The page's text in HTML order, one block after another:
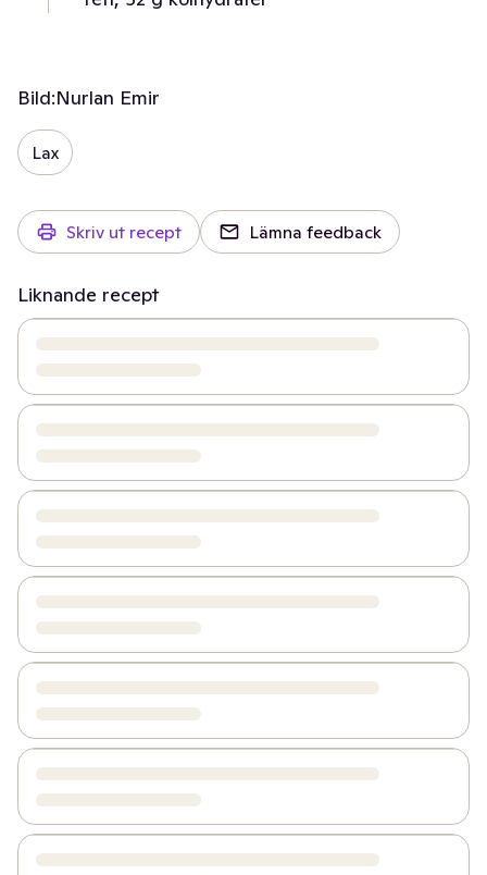
Bild:Nurlan Emir
Lax
Skriv ut recept Lämna feedback
Liknande recept